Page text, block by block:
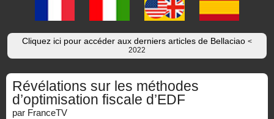
Cliquez ici pour accéder aux derniers articles de Bellaciao <
2022
Révélations sur les méthodes
d’optimisation fiscale d’EDF
par FranceTV